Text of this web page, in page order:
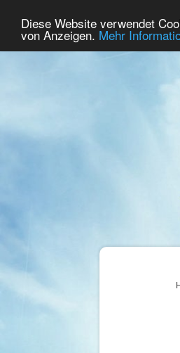
Diese Website verwendet
von Anzeigen. Mehr
Home